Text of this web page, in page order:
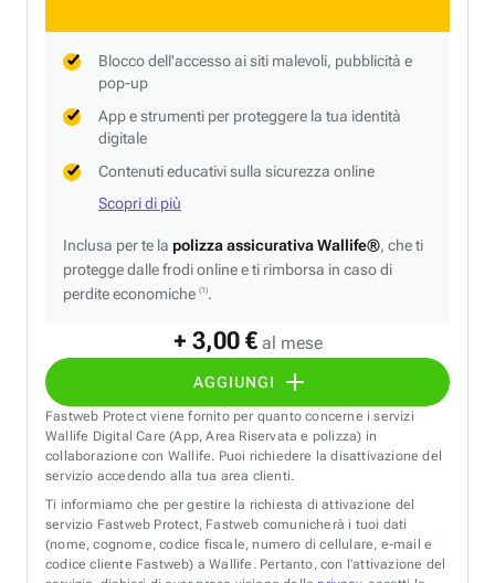
+ 3,00 € al mese
AGGIUNGI
Blocco dell'accesso ai siti malevoli, pubblicità e
pop-up
App e strumenti per proteggere la tua identità
digitale
Contenuti educativi sulla sicurezza online
Scopri di più
Inclusa per te la polizza assicurativa Wallife®, che ti
protegge dalle frodi online e ti rimborsa in caso di
perdite economiche (1).
Fastweb Protect viene fornito per quanto concerne i servizi
Wallife Digital Care (App, Area Riservata e polizza) in
collaborazione con Wallife. Puoi richiedere la disattivazione del
servizio accedendo alla tua area clienti.
Ti informiamo che per gestire la richiesta di attivazione del
servizio Fastweb Protect, Fastweb comunicherà i tuoi dati
(nome, cognome, codice fiscale, numero di cellulare, e-mail e
codice cliente Fastweb) a Wallife. Pertanto, con l’attivazione del